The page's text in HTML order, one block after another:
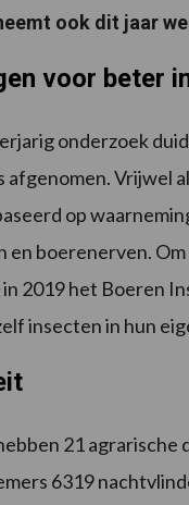
ook dit jaar
voor beter
onderzoek
afgenomen. Vrijwel
op
en boerenerven.
2019 het Boeren
insecten in hun
21 agrarische
6319